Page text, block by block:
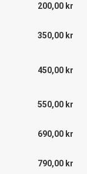
200,00 kr
350,00 kr
450,00 kr
550,00 kr
690,00 kr
790,00 kr